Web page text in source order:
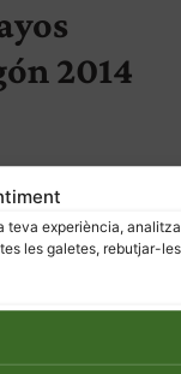
teva experiència,
les galetes, rebutjar-
2014